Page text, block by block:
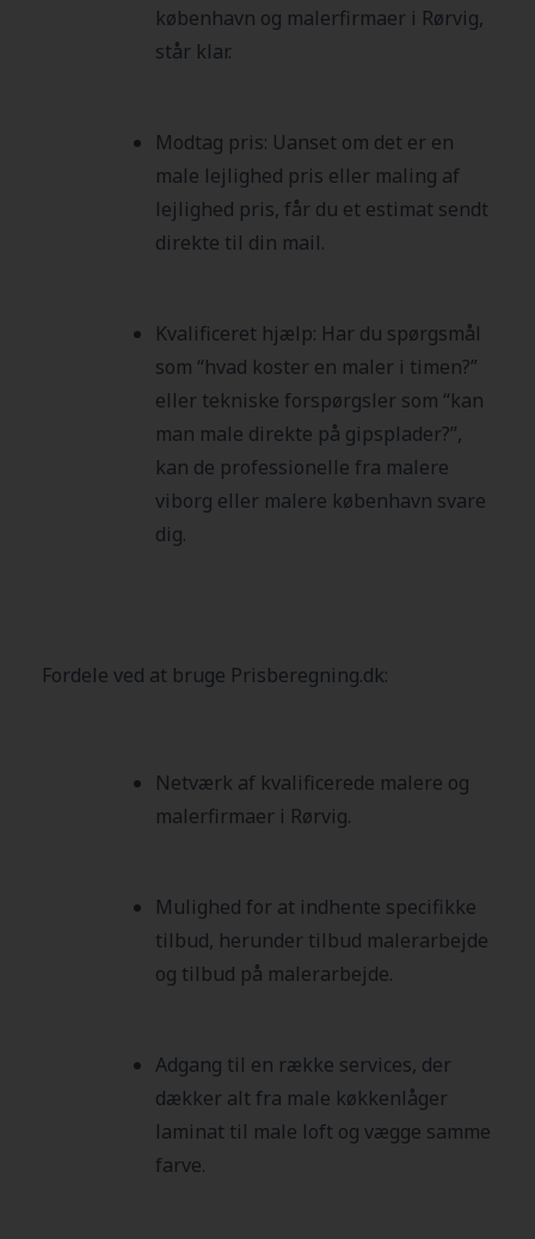
københavn og malerfirmaer i Rørvig,
står klar.
Modtag pris: Uanset om det er en
male lejlighed pris eller maling af
lejlighed pris, får du et estimat sendt
direkte til din mail.
Kvalificeret hjælp: Har du spørgsmål
som “hvad koster en maler i timen?”
eller tekniske forspørgsler som “kan
man male direkte på gipsplader?”,
kan de professionelle fra malere
viborg eller malere københavn svare
dig.
Fordele ved at bruge Prisberegning.dk:
Netværk af kvalificerede malere og
malerfirmaer i Rørvig.
Mulighed for at indhente specifikke
tilbud, herunder tilbud malerarbejde
og tilbud på malerarbejde.
Adgang til en række services, der
dækker alt fra male køkkenlåger
laminat til male loft og vægge samme
farve.